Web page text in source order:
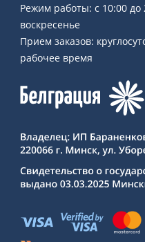
Режим работы: с 10:00 до
воскресенье
Прием заказов:
рабочее время